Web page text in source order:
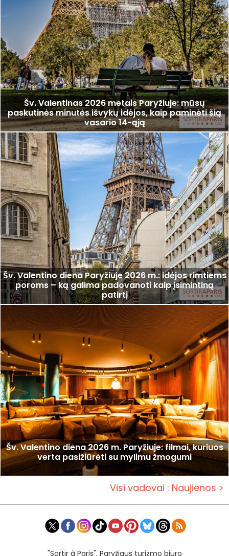
Šv. Valentinas 2026 metais Paryžiuje: mūsų
paskutinės minutės išvykų idėjos, kaip paminėti šią
vasario 14-ąją
Šv. Valentino diena Paryžiuje 2026 m.: idėjos rimtiems
poroms – ką galima padovanoti kaip įsimintiną
patirtį
Šv. Valentino diena 2026 m. Paryžiuje: filmai, kuriuos
verta pasižiūrėti su mylimu žmogumi
Visi vadovai : Naujienos >
"Sortir à Paris", Paryžiaus turizmo biuro